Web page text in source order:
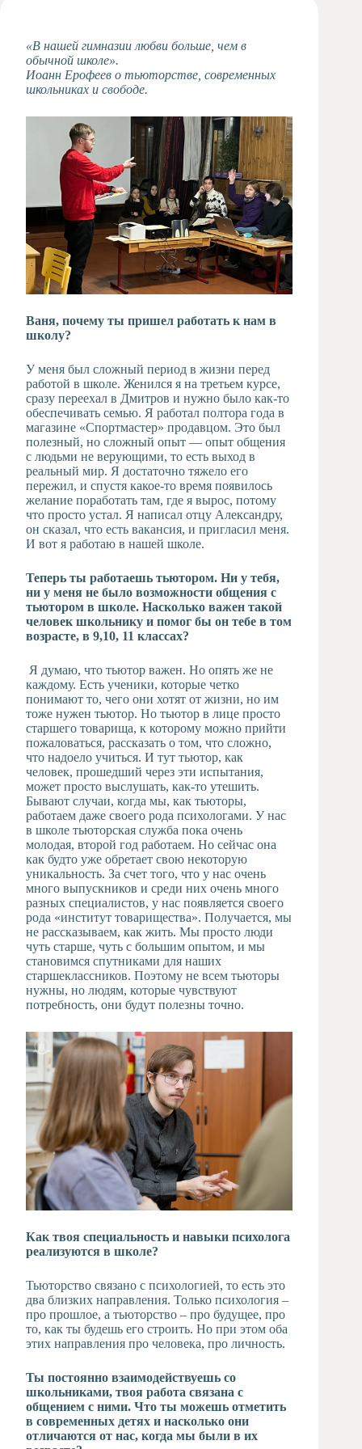
Музыкальное
отделение
Психологическая
Тьюторская
служба
«В нашей гимназии любви больше, чем в
обычной школе».
Иоанн Ерофеев о тьюторстве, современных
школьниках и свободе.
Ваня, почему ты пришел работать к нам в
школу?
У меня был сложный период в жизни перед
работой в школе. Женился я на третьем курсе,
сразу переехал в Дмитров и нужно было как-то
обеспечивать семью. Я работал полтора года в
магазине «Спортмастер» продавцом. Это был
полезный, но сложный опыт — опыт общения
с людьми не верующими, то есть выход в
реальный мир. Я достаточно тяжело его
пережил, и спустя какое-то время появилось
желание поработать там, где я вырос, потому
что просто устал. Я написал отцу Александру,
он сказал, что есть вакансия, и пригласил меня.
И вот я работаю в нашей школе.
Теперь ты работаешь тьютором. Ни у тебя,
ни у меня не было возможности общения с
тьютором в школе. Насколько важен такой
человек школьнику и помог бы он тебе в том
возрасте, в 9,10, 11 классах?
Я думаю, что тьютор важен. Но опять же не
каждому. Есть ученики, которые четко
понимают то, чего они хотят от жизни, но им
тоже нужен тьютор. Но тьютор в лице просто
старшего товарища, к которому можно прийти
пожаловаться, рассказать о том, что сложно,
что надоело учиться. И тут тьютор, как
человек, прошедший через эти испытания,
может просто выслушать, как-то утешить.
Бывают случаи, когда мы, как тьюторы,
работаем даже своего рода психологами. У нас
в школе тьюторская служба пока очень
молодая, второй год работаем. Но сейчас она
как будто уже обретает свою некоторую
уникальность. За счет того, что у нас очень
много выпускников и среди них очень много
разных специалистов, у нас появляется своего
рода «институт товарищества». Получается, мы
не рассказываем, как жить. Мы просто люди
чуть старше, чуть с большим опытом, и мы
становимся спутниками для наших
старшеклассников. Поэтому не всем тьюторы
нужны, но людям, которые чувствуют
потребность, они будут полезны точно.
Как твоя специальность и навыки психолога
реализуются в школе?
Тьюторство связано с психологией, то есть это
два близких направления. Только психология –
про прошлое, а тьюторство – про будущее, про
то, как ты будешь его строить. Но при этом оба
этих направления про человека, про личность.
Ты постоянно взаимодействуешь со
школьниками, твоя работа связана с
общением с ними. Что ты можешь отметить
в современных детях и насколько они
отличаются от нас, когда мы были в их